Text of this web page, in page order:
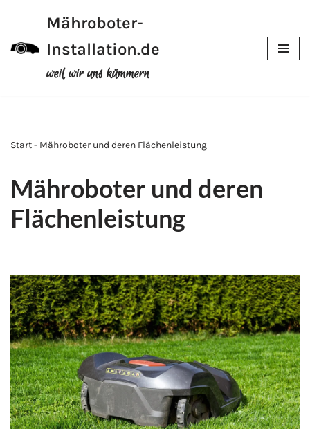
Inhalt
Mähroboter-
Installation.de
weil wir uns kümmern
Start - Mähroboter und deren Flächenleistung
Mähroboter und deren
Flächenleistung